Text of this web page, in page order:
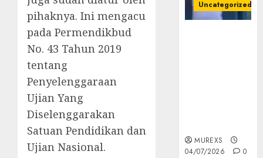
pihaknya. Ini mengacu
pada Permendikbud
No. 43 Tahun 2019
tentang
Penyelenggaraan
Ujian Yang
Diselenggarakan
Satuan Pendidikan dan
Ujian Nasional.
Uncategorized
MUREXS
04/07/2026
0